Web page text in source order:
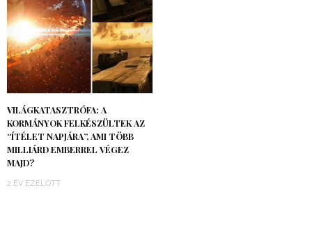
VILÁGKATASZTRÓFA: A
KORMÁNYOK FELKÉSZÜLTEK AZ
“ÍTÉLET NAPJÁRA”, AMI TÖBB
MILLIÁRD EMBERREL VÉGEZ
MAJD?
2 ÉV EZELŐTT